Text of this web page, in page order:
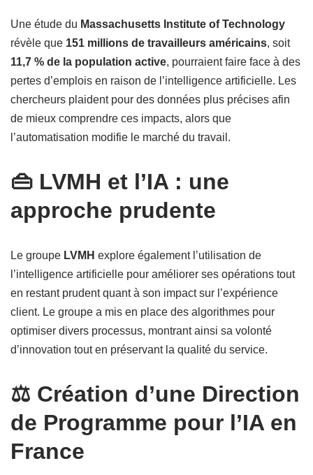
Une étude du Massachusetts Institute of Technology
révèle que 151 millions de travailleurs américains, soit
11,7 % de la population active, pourraient faire face à des
pertes d’emplois en raison de l’intelligence artificielle. Les
chercheurs plaident pour des données plus précises afin
de mieux comprendre ces impacts, alors que
l’automatisation modifie le marché du travail.
👜 LVMH et l’IA : une
approche prudente
Le groupe LVMH explore également l’utilisation de
l’intelligence artificielle pour améliorer ses opérations tout
en restant prudent quant à son impact sur l’expérience
client. Le groupe a mis en place des algorithmes pour
optimiser divers processus, montrant ainsi sa volonté
d’innovation tout en préservant la qualité du service.
⚖️ Création d’une Direction
de Programme pour l’IA en
France